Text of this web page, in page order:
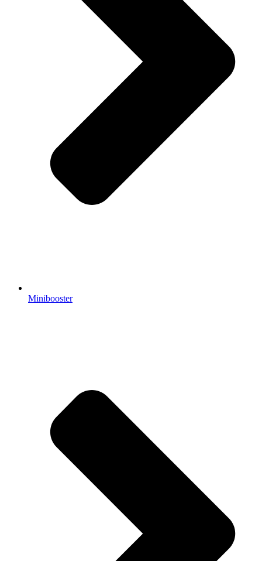
Minibooster